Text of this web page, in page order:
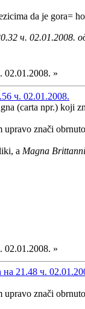
da je gora=
ч. 02.01.2008.
02.01.2008. »
ч. 02.01.2008.
(carta npr.) koji
upravo znači
a Magna
02.01.2008. »
21.48 ч.
upravo znači